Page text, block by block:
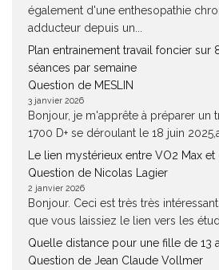
également d'une enthesopathie
adducteur depuis un...
Plan entrainement travail foncier sur
séances par semaine
Question de MESLIN
3 janvier 2026
Bonjour, je m'apprête à préparer un
1700 D+ se déroulant le 18 juin
Le lien mystérieux entre VO2 Max et
Question de Nicolas Lagier
2 janvier 2026
Bonjour. Ceci est très très
que vous laissiez le lien vers les
Quelle distance pour une fille de 13
Question de Jean Claude Vollmer